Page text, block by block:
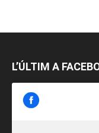
L’ÚLTIM A